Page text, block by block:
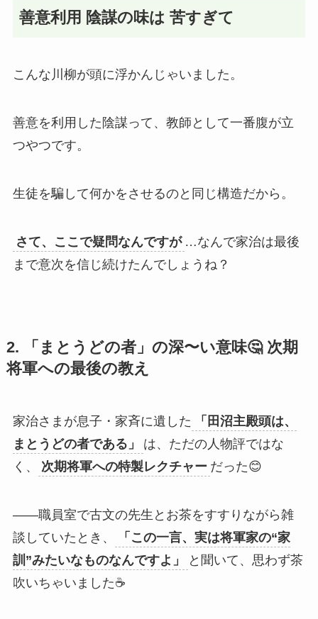
善意利用 陰謀の味は 苦すぎて
こんな川柳が頭に浮かんじゃいました。
善意を利用した陰謀って、教師として一番腹が立
つやつです。
生徒を騙して何かをさせるのと同じ構造だから。
さて、ここで疑問なんですが …なんで家治は最後
まで意次を信じ続けたんでしょうね？
2. 「まとうどの者」の深〜い意味🤔 次期
将軍への最後の教え
家治さまが息子・家斉に遺した
「田沼主殿頭は、
まとうどの者である」
は、ただの人物評ではな
く、
次期将軍への特製レクチャー だった😊
――職員室で古文の先生とお茶をすすりながら雑
談していたとき、
「この一言、実は将軍家の“家
訓”みたいなものなんですよ」
と聞いて、思わず茶
吹いちゃいました☕